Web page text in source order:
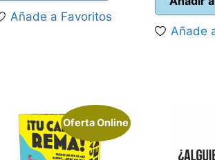
era:
17,99 €.
es:
15,95 €.
Añade a Favoritos
Añade
Oferta Online